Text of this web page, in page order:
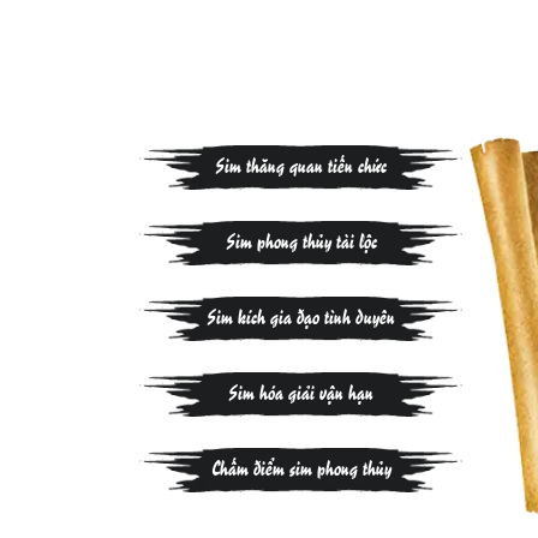
Sim thăng quan tiến chức
Sim phong thủy tài lộc
Sim kích gia đạo tình duyên
Sim hóa giải vận hạn
Chấm điểm sim phong thủy